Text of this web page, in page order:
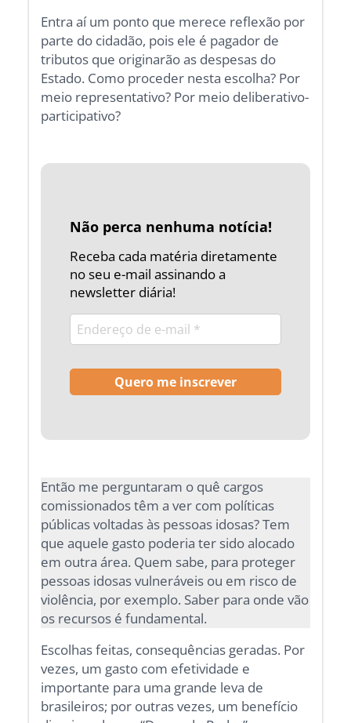
Entra aí um ponto que merece reflexão por
parte do cidadão, pois ele é pagador de
tributos que originarão as despesas do
Estado. Como proceder nesta escolha? Por
meio representativo? Por meio deliberativo-
participativo?
Não perca nenhuma notícia!
Receba cada matéria diretamente
no seu e-mail assinando a
newsletter diária!
Então me perguntaram o quê cargos
comissionados têm a ver com políticas
públicas voltadas às pessoas idosas? Tem
que aquele gasto poderia ter sido alocado
em outra área. Quem sabe, para proteger
pessoas idosas vulneráveis ou em risco de
violência, por exemplo. Saber para onde vão
os recursos é fundamental.
Escolhas feitas, consequências geradas. Por
vezes, um gasto com efetividade e
importante para uma grande leva de
brasileiros; por outras vezes, um benefício